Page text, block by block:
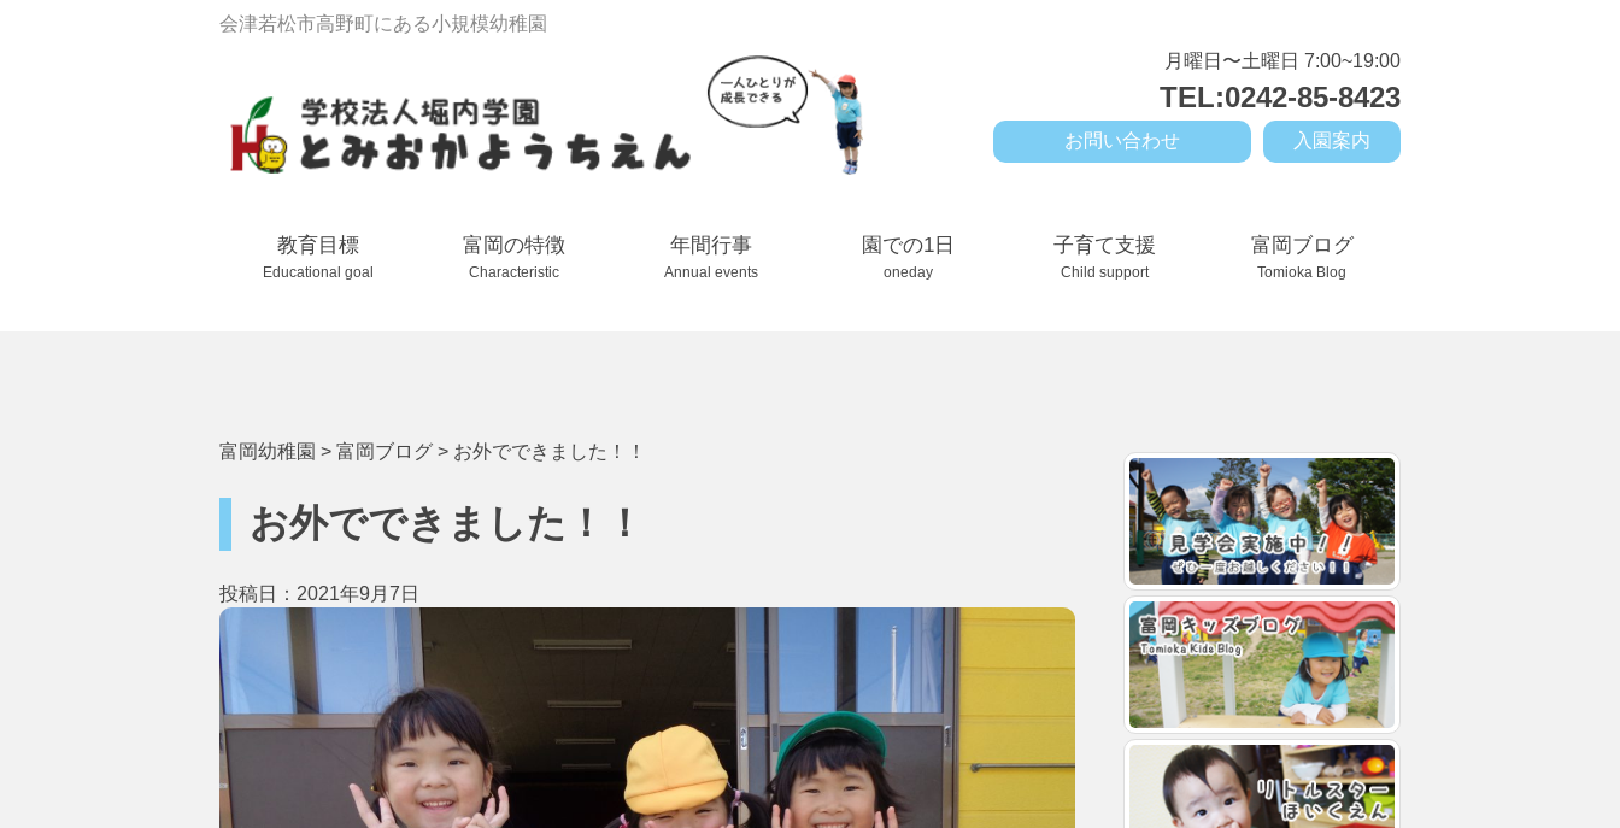
会津若松市高野町にある小規模幼稚園
月曜日〜土曜日 7:00~19:00
TEL:0242-85-8423
入園案内
お問い合わせ
教育目標
Educational goal
富岡の特徴
Characteristic
年間行事
Annual events
園での1日
oneday
子育て支援
Child support
富岡ブログ
Tomioka Blog
富岡幼稚園 > 富岡ブログ > お外でできました！！
お外でできました！！
投稿日：2021年9月7日